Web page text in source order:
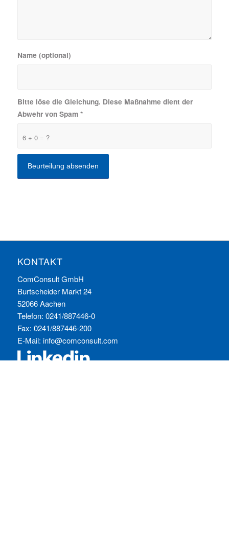
Name (optional)
6 + 0 = ?
Bitte löse die Gleichung. Diese Maßnahme dient der
Abwehr von Spam *
KONTAKT
ComConsult GmbH
Burtscheider Markt 24
52066 Aachen
Telefon: 0241/887446-0
Fax: 0241/887446-200
E-Mail: info@comconsult.com